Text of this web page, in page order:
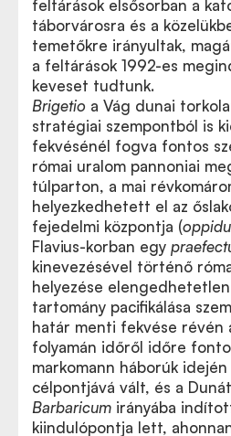
feltárások elsősorban a
táborvárosra és a
temetőkre irányultak,
a feltárások 1992-es
keveset tudtunk.
Brigetio a Vág dunai
stratégiai szempontból is
fekvésénél fogva fontos
római uralom pannoniai
túlparton, a mai
helyezkedhetett el az
fejedelmi központja (
Flavius-korban egy
kinevezésével történő
helyezése
tartomány pacifikálása
határ menti fekvése révén
folyamán időről időre
markomann háborúk
célpontjává vált, és a
Barbaricum irányába
kiindulópontja lett,